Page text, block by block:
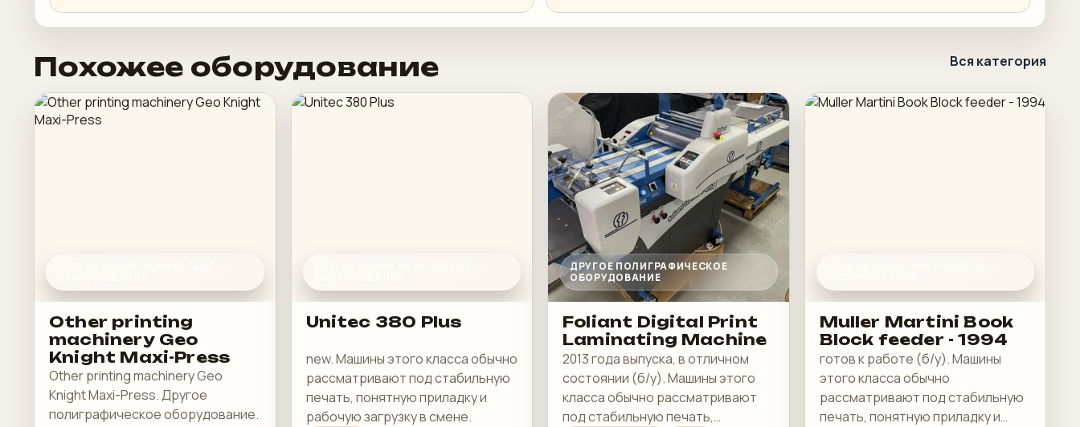
Похожее оборудование Вся категория
Other printing
machinery Geo
Knight Maxi-Press
Other printing machinery Geo
Knight Maxi-Press. Другое
полиграфическое оборудование.
Unitec 380 Plus
new. Машины этого класса обычно
рассматривают под стабильную
печать, понятную приладку и
рабочую загрузку в смене.
ДРУГОЕ ПОЛИГРАФИЧЕСКОЕ
ОБОРУДОВАНИЕ
Foliant Digital Print
Laminating Machine
2013 года выпуска, в отличном
состоянии (б/у). Машины этого
класса обычно рассматривают
под стабильную печать,
Muller Martini Book
Block feeder - 1994
готов к работе (б/у). Машины
этого класса обычно
рассматривают под стабильную
печать, понятную приладку и